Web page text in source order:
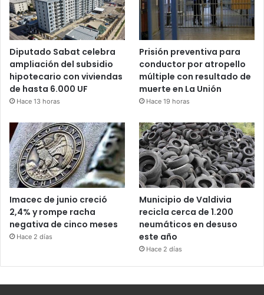
Diputado Sabat celebra
ampliación del subsidio
hipotecario con viviendas
de hasta 6.000 UF
Hace 13 horas
Prisión preventiva para
conductor por atropello
múltiple con resultado de
muerte en La Unión
Hace 19 horas
Imacec de junio creció
2,4% y rompe racha
negativa de cinco meses
Hace 2 días
Municipio de Valdivia
recicla cerca de 1.200
neumáticos en desuso
este año
Hace 2 días